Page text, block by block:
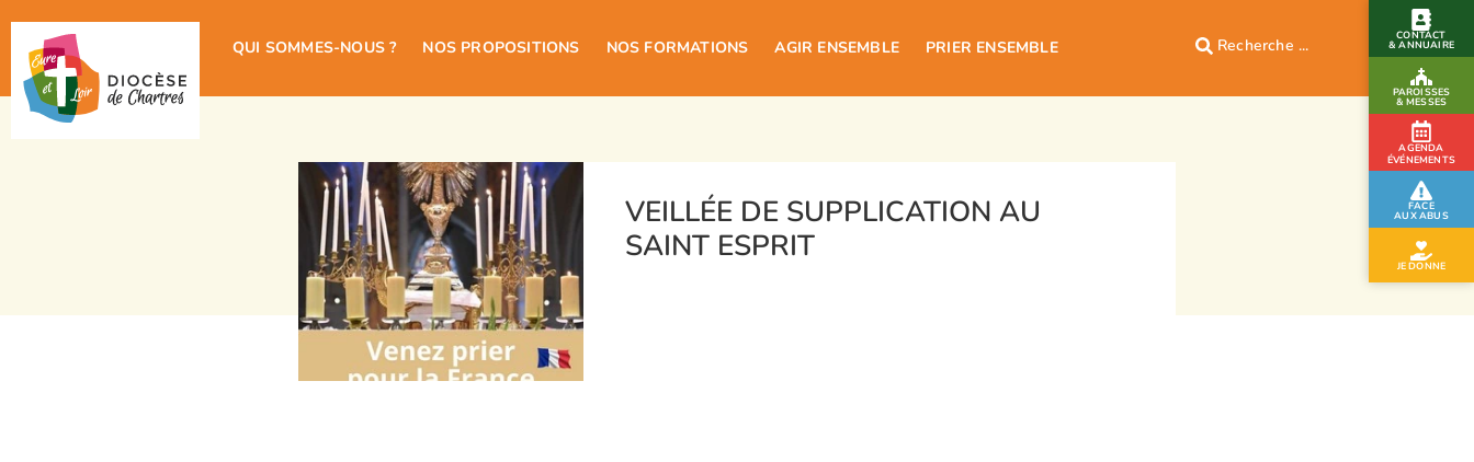
CONTACT
& ANNUAIRE
PAROISSES
& MESSES
AGENDA
ÉVÉNEMENTS
FACE
AUX ABUS
JE DONNE
QUI SOMMES-NOUS ? NOS PROPOSITIONS NOS FORMATIONS AGIR ENSEMBLE PRIER ENSEMBLE
VEILLÉE DE SUPPLICATION AU
SAINT ESPRIT